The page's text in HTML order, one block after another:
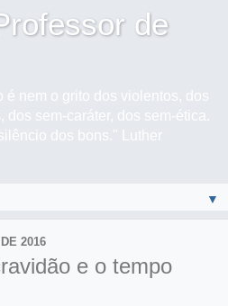
de
é nem o grito dos violentos, dos
dos sem-caráter, dos sem-ética.
dos bons." Luther
▼
2016
e o tempo